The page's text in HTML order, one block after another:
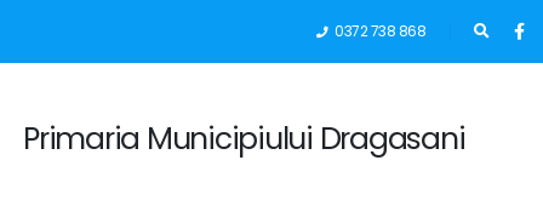
0372 738 868
Primaria Municipiului Dragasani